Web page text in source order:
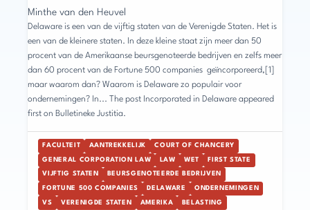
Minthe van den Heuvel
Delaware is een van de vijftig staten van de Verenigde Staten. Het is
een van de kleinere staten. In deze kleine staat zijn meer dan 50
procent van de Amerikaanse beursgenoteerde bedrijven en zelfs meer
dan 60 procent van de Fortune 500 companies geïncorporeerd,[1]
maar waarom dan? Waarom is Delaware zo populair voor
ondernemingen? In... The post Incorporated in Delaware appeared
first on Bulletineke Justitia.
FACULTEIT AANTREKKELIJK COURT OF CHANCERY
GENERAL CORPORATION LAW LAW WET FIRST STATE
VIJFTIG STATEN BEURSGENOTEERDE BEDRIJVEN
FORTUNE 500 COMPANIES DELAWARE ONDERNEMINGEN
VS VERENIGDE STATEN AMERIKA BELASTING